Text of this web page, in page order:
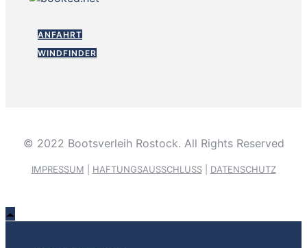
ANFAHRT
WINDFINDER
© 2022 Bootsverleih Rostock. All Rights Reserved
IMPRESSUM HAFTUNGSAUSSCHLUSS| DATENSCHUTZ